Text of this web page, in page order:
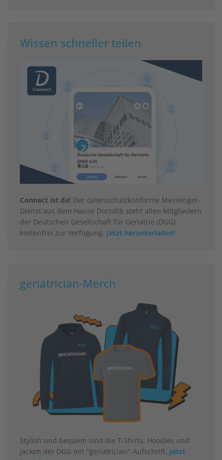
Wissen schneller teilen
Connect ist da! Der datenschutzkonforme Messenger-
Dienst aus dem Hause Doctolib steht allen Mitgliedern
der Deutschen Gesellschaft für Geriatrie (DGG)
kostenfrei zur Verfügung. Jetzt herunterladen!
geriatrician-Merch
Stylish und bequem sind die T-Shirts, Hoodies und
Jacken der DGG mit "geriatrician"-Aufschrift. Jetzt